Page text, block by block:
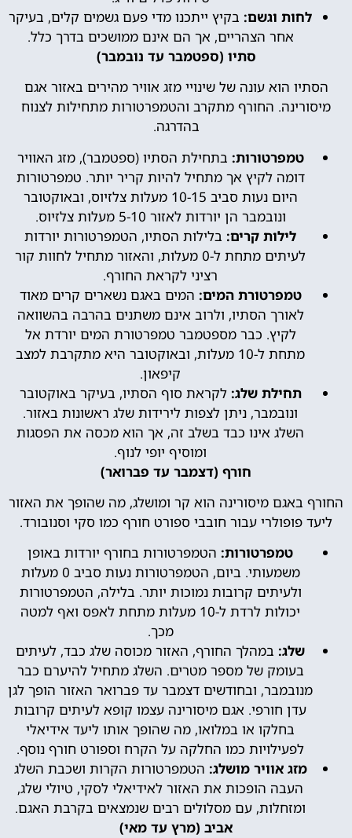
לחות וגשם: בקיץ ייתכנו מדי פעם גשמים קלים, בעיקר
אחר הצהריים, אך הם אינם ממושכים בדרך כלל.
סתיו (ספטמבר עד נובמבר)
הסתיו הוא עונה של שינויי מזג אוויר מהירים באזור אגם
מיסורינה. החורף מתקרב והטמפרטורות מתחילות לצנוח
בהדרגה.
טמפרטורות: בתחילת הסתיו (ספטמבר), מזג האוויר
דומה לקיץ אך מתחיל להיות קריר יותר. טמפרטורות
היום נעות סביב 10-15 מעלות צלזיוס, ובאוקטובר
ונובמבר הן יורדות לאזור 5-10 מעלות צלזיוס.
לילות קרים: בלילות הסתיו, הטמפרטורות יורדות
לעיתים מתחת ל-0 מעלות, והאזור מתחיל לחוות קור
רציני לקראת החורף.
טמפרטורת המים: המים באגם נשארים קרים מאוד
לאורך הסתיו, ולרוב אינם משתנים בהרבה בהשוואה
לקיץ. כבר מספטמבר טמפרטורת המים יורדת אל
מתחת ל-10 מעלות, ובאוקטובר היא מתקרבת למצב
קיפאון.
תחילת שלג: לקראת סוף הסתיו, בעיקר באוקטובר
ונובמבר, ניתן לצפות לירידות שלג ראשונות באזור.
השלג אינו כבד בשלב זה, אך הוא מכסה את הפסגות
ומוסיף יופי לנוף.
חורף (דצמבר עד פברואר)
החורף באגם מיסורינה הוא קר ומושלג, מה שהופך את האזור
ליעד פופולרי עבור חובבי ספורט חורף כמו סקי וסנובורד.
טמפרטורות: הטמפרטורות בחורף יורדות באופן
משמעותי. ביום, הטמפרטורות נעות סביב 0 מעלות
ולעיתים קרובות נמוכות יותר. בלילה, הטמפרטורות
יכולות לרדת ל-10 מעלות מתחת לאפס ואף למטה
מכך.
שלג: במהלך החורף, האזור מכוסה שלג כבד, לעיתים
בעומק של מספר מטרים. השלג מתחיל להיערם כבר
מנובמבר, ובחודשים דצמבר עד פברואר האזור הופך לגן
עדן חורפי. אגם מיסורינה עצמו קופא לעיתים קרובות
בחלקו או במלואו, מה שהופך אותו ליעד אידיאלי
לפעילויות כמו החלקה על הקרח וספורט חורף נוסף.
מזג אוויר מושלג: הטמפרטורות הקרות ושכבת השלג
העבה הופכות את האזור לאידיאלי לסקי, טיולי שלג,
ומזחלות, עם מסלולים רבים שנמצאים בקרבת האגם.
אביב (מרץ עד מאי)